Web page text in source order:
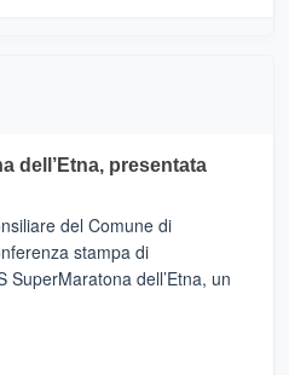
dell’Etna, presentata
del Comune di
stampa di
SuperMaratona dell’Etna, un